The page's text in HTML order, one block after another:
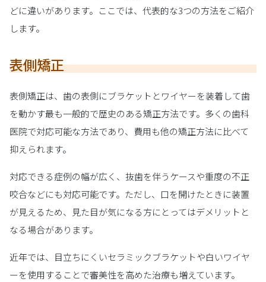
どに違いがあります。ここでは、代表的な3つの方法をご紹介
します。
表側矯正
表側矯正は、歯の表側にブラケットとワイヤーを装着して歯
を動かす最も一般的で歴史のある矯正方法です。多くの歯科
医院で対応可能な方法であり、費用も他の矯正方法に比べて
抑えられます。
対応できる症例の幅が広く、抜歯を伴うケースや重度の不正
咬合などにも対応可能です。ただし、口を開けたときに装置
が見えるため、見た目が気になる方にとってはデメリットと
なる場合があります。
近年では、目立ちにくいセラミックブラケットや白いワイヤ
ーを使用することで審美性を高めた治療も増えています。